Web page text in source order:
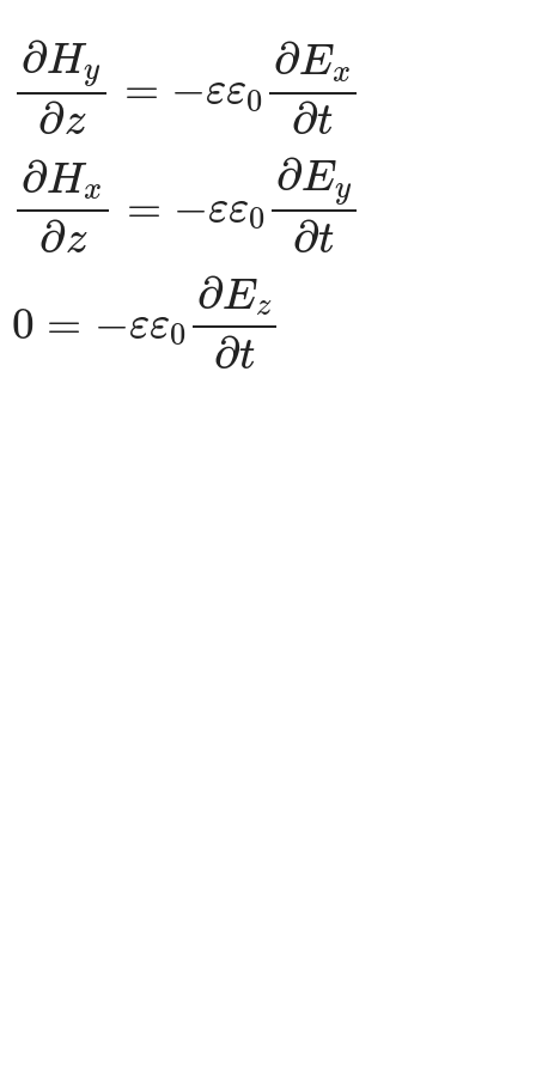
∂Hy
∂z
= −εε0
∂Ex
∂t
∂Hx
∂z
= −εε0
∂Ey
∂t
0 = −εε0
∂Ez
∂t
∂Hy ∂Ex